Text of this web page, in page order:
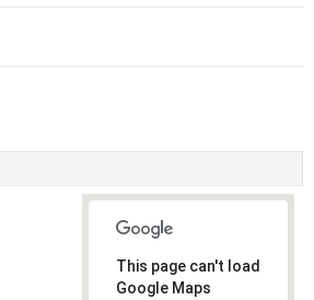
This page can't load
Google Maps